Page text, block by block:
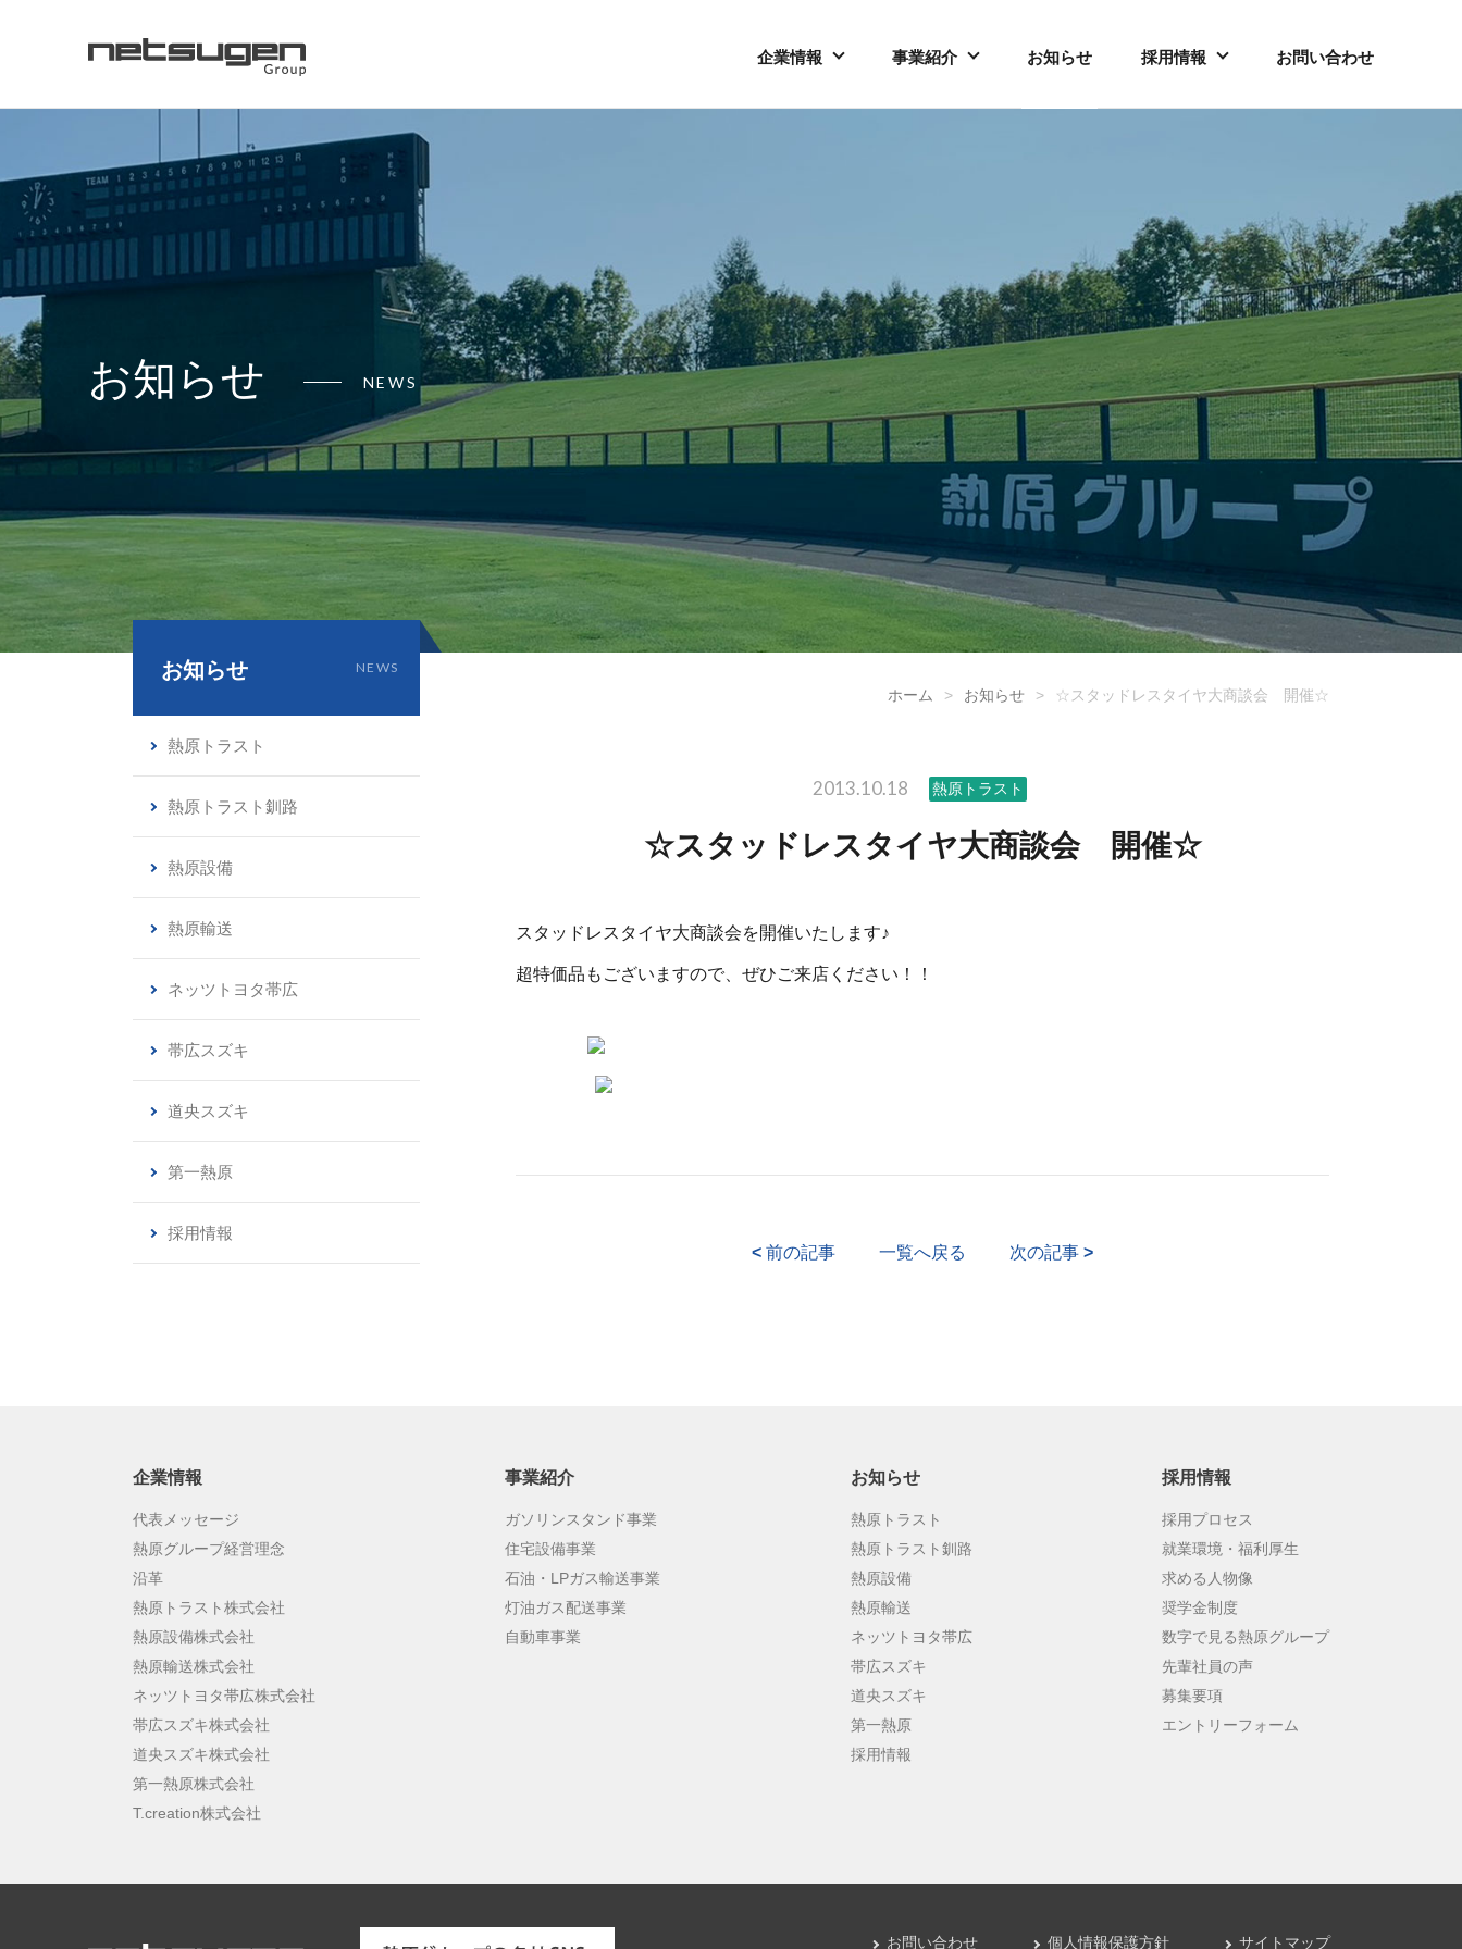
企業情報 事業紹介 お知らせ 採用情報 お問い合わせ
お知らせ NEWS
ホーム > お知らせ > ☆スタッドレスタイヤ大商談会 開催☆
2013.10.18 熱原トラスト
☆スタッドレスタイヤ大商談会 開催☆
スタッドレスタイヤ大商談会を開催いたします♪
超特価品もございますので、ぜひご来店ください！！
< 前の記事 一覧へ戻る 次の記事 >
お知らせ NEWS
熱原トラスト
熱原トラスト釧路
熱原設備
熱原輸送
ネッツトヨタ帯広
帯広スズキ
道央スズキ
第一熱原
採用情報
企業情報
代表メッセージ
熱原グループ経営理念
沿革
熱原トラスト株式会社
熱原設備株式会社
熱原輸送株式会社
ネッツトヨタ帯広株式会社
帯広スズキ株式会社
道央スズキ株式会社
第一熱原株式会社
T.creation株式会社
事業紹介
ガソリンスタンド事業
住宅設備事業
石油・LPガス輸送事業
灯油ガス配送事業
自動車事業
お知らせ
熱原トラスト
熱原トラスト釧路
熱原設備
熱原輸送
ネッツトヨタ帯広
帯広スズキ
道央スズキ
第一熱原
採用情報
採用情報
採用プロセス
就業環境・福利厚生
求める人物像
奨学金制度
数字で見る熱原グループ
先輩社員の声
募集要項
エントリーフォーム
お問い合わせ 個人情報保護方針 サイトマップ